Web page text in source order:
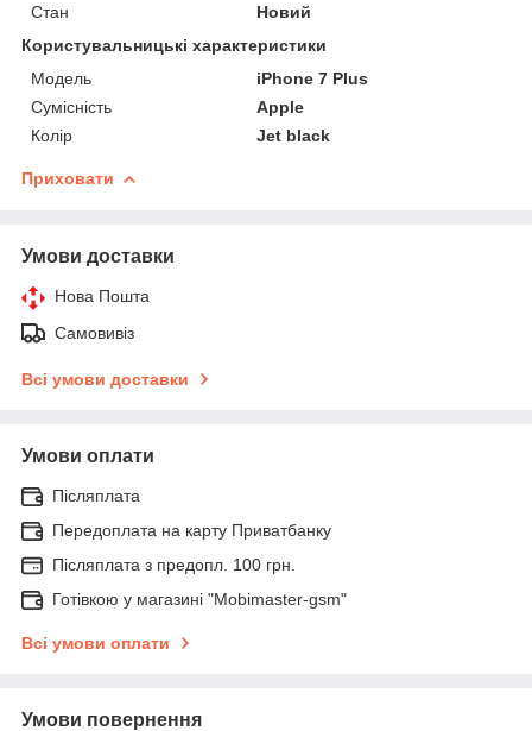
Стан
Новий
Користувальницькі характеристики
Мoдель
iPhone 7 Plus
Сумісність
Apple
Колір
Jet black
Приховати
Умови доставки
Нова Пошта
Самовивіз
Всі умови доставки
Умови оплати
Післяплата
Передоплата на карту Приватбанку
Післяплата з предопл. 100 грн.
Готівкою у магазині "Mobimaster-gsm"
Всі умови оплати
Умови повернення